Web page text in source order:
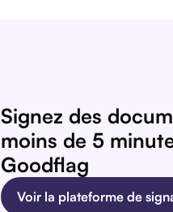
Signez des
moins de 5
Goodflag
Voir la plateforme de